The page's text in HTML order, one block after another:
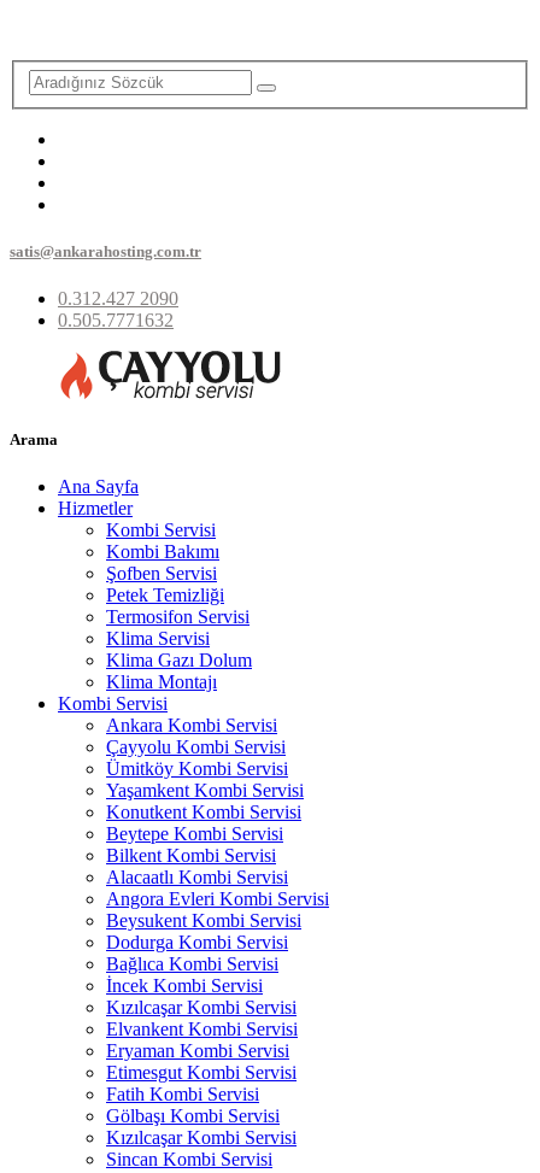
satis@ankarahosting.com.tr
0.312.427 2090
0.505.7771632
Arama
Ana Sayfa
Hizmetler
Kombi Servisi
Kombi Bakımı
Şofben Servisi
Petek Temizliği
Termosifon Servisi
Klima Servisi
Klima Gazı Dolum
Klima Montajı
Kombi Servisi
Ankara Kombi Servisi
Çayyolu Kombi Servisi
Ümitköy Kombi Servisi
Yaşamkent Kombi Servisi
Konutkent Kombi Servisi
Beytepe Kombi Servisi
Bilkent Kombi Servisi
Alacaatlı Kombi Servisi
Angora Evleri Kombi Servisi
Beysukent Kombi Servisi
Dodurga Kombi Servisi
Bağlıca Kombi Servisi
İncek Kombi Servisi
Kızılcaşar Kombi Servisi
Elvankent Kombi Servisi
Eryaman Kombi Servisi
Etimesgut Kombi Servisi
Fatih Kombi Servisi
Gölbaşı Kombi Servisi
Kızılcaşar Kombi Servisi
Sincan Kombi Servisi